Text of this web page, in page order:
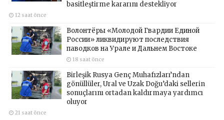
basitleştirme kararını destekliyor
12 saat önce
Волонтёры «Молодой Гвардии Единой
России» ликвидируют последствия
паводков на Урале и Дальнем Востоке
18 saat önce
Birleşik Rusya Genç Muhafızları’ndan
gönüllüler, Ural ve Uzak Doğu’daki sellerin
sonuçlarını ortadan kaldırmaya yardımcı
oluyor
21 saat önce